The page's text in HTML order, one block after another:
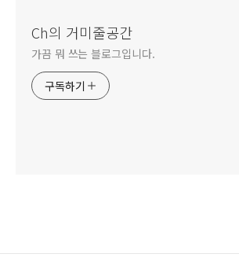
Ch의 거미줄공간
가끔 뭐 쓰는 블로그입니다.
구독하기